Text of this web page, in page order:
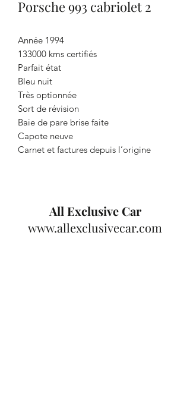
Porsche 993 cabriolet 2
Année 1994
133000 kms certifiés
Parfait état
Bleu nuit
Très optionnée
Sort de révision
Baie de pare brise faite
Capote neuve
Carnet et factures depuis l’origine
All Exclusive Car
www.allexclusivecar.com